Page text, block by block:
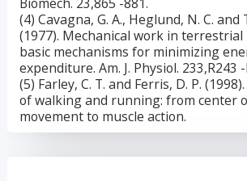
(4) Cavagna, G. A., Heglund, N. C. and
(1977). Mechanical work in terrestrial
basic mechanisms for minimizing
expenditure. Am. J. Physiol. 233,R243 -
(5) Farley, C. T. and Ferris, D. P.
of walking and running: from center
movement to muscle action.